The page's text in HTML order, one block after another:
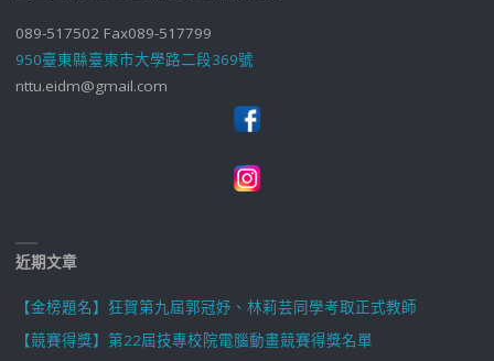
089-517502 Fax089-517799
950臺東縣臺東市大學路二段369號
nttu.eidm@gmail.com
近期文章
【金榜題名】狂賀第九屆郭冠妤、林莉芸同學考取正式教師
【競賽得獎】第22屆技專校院電腦動畫競賽得獎名單